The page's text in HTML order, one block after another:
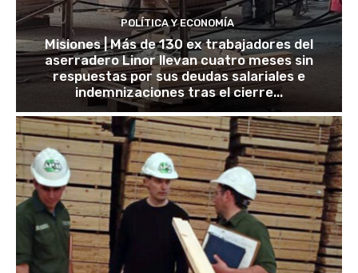
POLÍTICA Y ECONOMÍA
Misiones | Más de 130 ex trabajadores del
aserradero Linor llevan cuatro meses sin
respuestas por sus deudas salariales e
indemnizaciones tras el cierre...